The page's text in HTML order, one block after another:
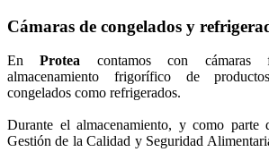
Cámaras de congelados y
EnProtea contamos con
almacenamiento frigorífico de
congelados como refrigerados.
Durante el almacenamiento, y como parte
Gestión de la Calidad y Seguridad